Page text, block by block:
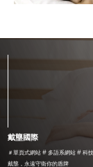
＃單頁式網站 # 多語系網站 # 科技
戴壟，永遠守衛你的盾牌
戴壟國際